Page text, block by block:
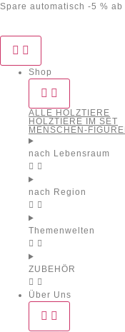
Spare automatisch -5 %
Shop
ALLE HOLZTIERE
HOLZTIERE IM SET
MENSCHEN-
nach Lebensraum
nach Region
Themenwelten
ZUBEHÖR
Über Uns